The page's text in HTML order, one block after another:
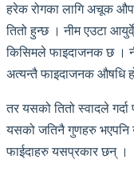
हरेक रोगका लागि अचूक
तितो हुन्छ । नीम एउटा
किसिमले फाइदाजनक छ ।
अत्यन्तै फाइदाजनक औषधि
तर यसको तितो स्वादले
यसको जतिनै गुणहरु भएपनि
फाईदाहरु यसप्रकार छन् ।